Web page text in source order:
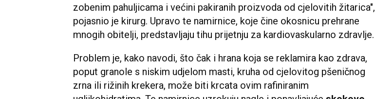
zobenim pahuljicama i većini pakiranih proizvoda od cjelovitih žitarica",
pojasnio je kirurg. Upravo te namirnice, koje čine okosnicu prehrane
mnogih obitelji, predstavljaju tihu prijetnju za kardiovaskularno zdravlje.
Problem je, kako navodi, što čak i hrana koja se reklamira kao zdrava,
poput granole s niskim udjelom masti, kruha od cjelovitog pšeničnog
zrna ili rižinih krekera, može biti krcata ovim rafiniranim